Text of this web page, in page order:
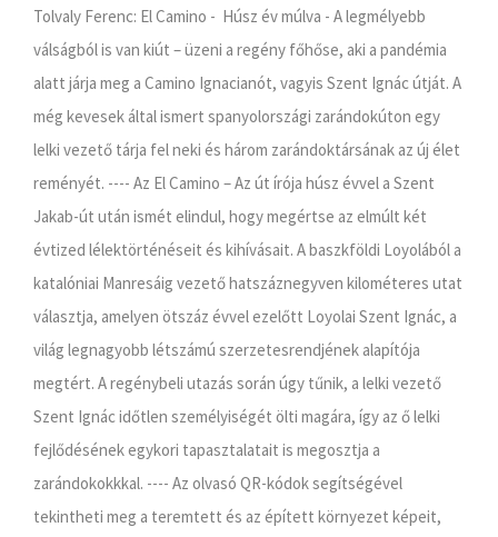
Tolvaly Ferenc: El Camino - Húsz év múlva - A legmélyebb
válságból is van kiút – üzeni a regény főhőse, aki a pandémia
alatt járja meg a Camino Ignacianót, vagyis Szent Ignác útját. A
még kevesek által ismert spanyolországi zarándokúton egy
lelki vezető tárja fel neki és három zarándoktársának az új élet
reményét. ---- Az El Camino – Az út írója húsz évvel a Szent
Jakab-út után ismét elindul, hogy megértse az elmúlt két
évtized lélektörténéseit és kihívásait. A baszkföldi Loyolából a
katalóniai Manresáig vezető hatszáznegyven kilométeres utat
választja, amelyen ötszáz évvel ezelőtt Loyolai Szent Ignác, a
világ legnagyobb létszámú szerzetesrendjének alapítója
megtért. A regénybeli utazás során úgy tűnik, a lelki vezető
Szent Ignác időtlen személyiségét ölti magára, így az ő lelki
fejlődésének egykori tapasztalatait is megosztja a
zarándokokkkal. ---- Az olvasó QR-kódok segítségével
tekintheti meg a teremtett és az épített környezet képeit,